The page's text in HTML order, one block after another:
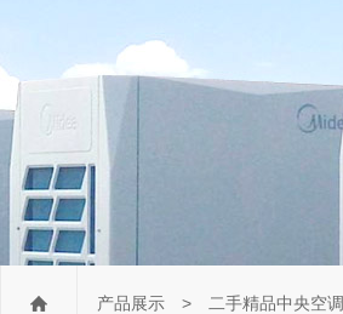
产品展示 > 二手精品中央空调